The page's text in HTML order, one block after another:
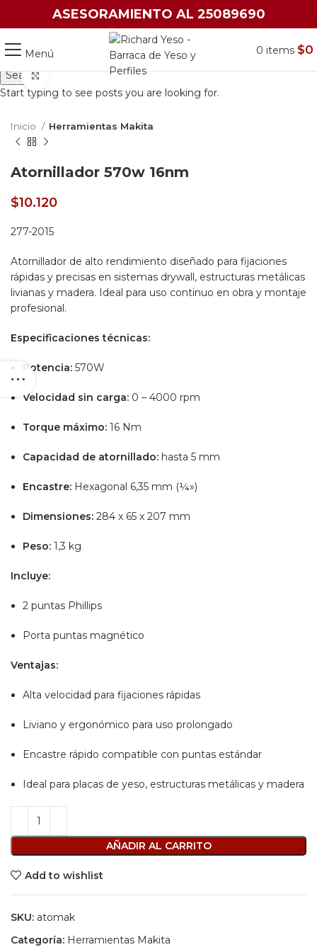
ASESORAMIENTO AL 25089690
Menú 0 items $0
Click to enlarge
Inicio Herramientas Makita
Atornillador 570w 16nm
$10.120
277-2015
Atornillador de alto rendimiento diseñado para fijaciones
rápidas y precisas en sistemas drywall, estructuras metálicas
livianas y madera. Ideal para uso continuo en obra y montaje
profesional.
Especificaciones técnicas:
Potencia: 570W
Velocidad sin carga: 0 – 4000 rpm
Torque máximo: 16 Nm
Capacidad de atornillado: hasta 5 mm
Encastre: Hexagonal 6,35 mm (¼»)
Dimensiones: 284 x 65 x 207 mm
Peso: 1,3 kg
Incluye:
2 puntas Phillips
Porta puntas magnético
Ventajas:
Alta velocidad para fijaciones rápidas
Liviano y ergonómico para uso prolongado
Encastre rápido compatible con puntas estándar
Ideal para placas de yeso, estructuras metálicas y madera
AÑADIR AL CARRITO
Add to wishlist
SKU: atomak
Categoría: Herramientas Makita
Search
Start typing to see posts you are looking for.